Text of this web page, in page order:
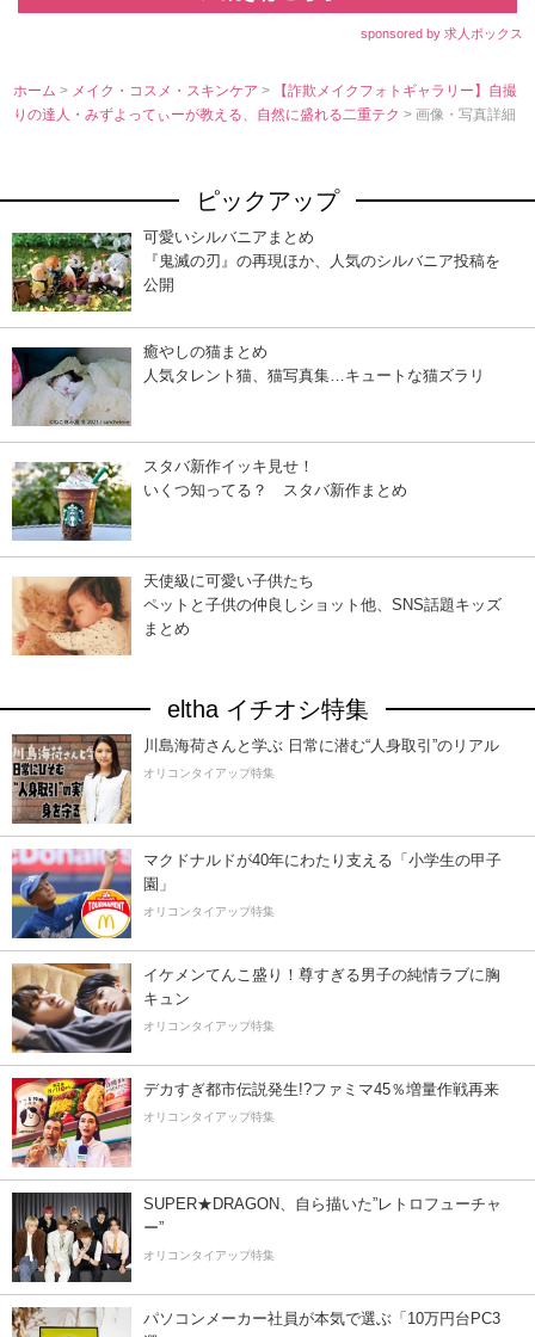
sponsored by 求人ボックス
ホーム > メイク・コスメ・スキンケア>
【詐欺メイクフォトギャラリー】自撮
りの達人・みずよってぃーが教える、自然に盛れる二重テク> 画像・写真詳細
ピックアップ
可愛いシルバニアまとめ
『鬼滅の刃』の再現ほか、人気のシルバニア投稿を
公開
癒やしの猫まとめ
人気タレント猫、猫写真集…キュートな猫ズラリ
スタバ新作イッキ見せ！
いくつ知ってる？ スタバ新作まとめ
天使級に可愛い子供たち
ペットと子供の仲良しショット他、SNS話題キッズ
まとめ
eltha イチオシ特集
川島海荷さんと学ぶ 日常に潜む“人身取引”のリアル
オリコンタイアップ特集
マクドナルドが40年にわたり支える「小学生の甲子
園」
オリコンタイアップ特集
イケメンてんこ盛り！尊すぎる男子の純情ラブに胸
キュン
オリコンタイアップ特集
デカすぎ都市伝説発生!?ファミマ45％増量作戦再来
オリコンタイアップ特集
SUPER★DRAGON、自ら描いた”レトロフューチャ
ー”
オリコンタイアップ特集
パソコンメーカー社員が本気で選ぶ「10万円台PC3